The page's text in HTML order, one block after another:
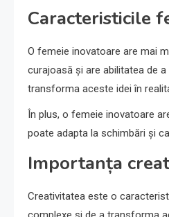
Caracteristicile
O femeie inovatoare are mai
curajoasă și are abilitatea de
transforma aceste idei în
În plus, o femeie inovatoare
poate adapta la schimbări și
Importanța
Creativitatea este o